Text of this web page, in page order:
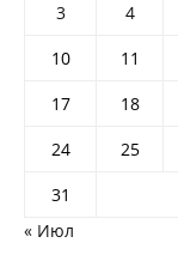
3
4
10
11
17
18
24
25
31
« Июл